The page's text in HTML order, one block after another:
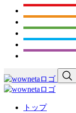
トップ